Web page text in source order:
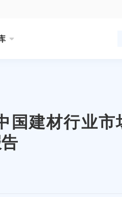
国建材行业市